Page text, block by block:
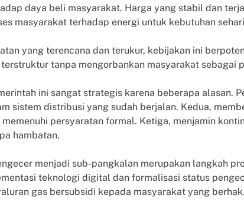
daya beli masyarakat. Harga yang stabil dan
masyarakat terhadap energi untuk kebutuhan
yang terencana dan terukur, kebijakan ini
tanpa mengorbankan masyarakat sebagai
ini sangat strategis karena beberapa alasan.
sistem distribusi yang sudah berjalan. Kedua,
persyaratan formal. Ketiga, menjamin
hambatan.
menjadi sub-pangkalan merupakan langkah
teknologi digital dan formalisasi status
gas bersubsidi kepada masyarakat yang berhak.